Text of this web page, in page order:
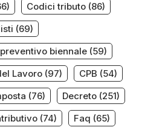
Codici tributo(86)
(69)
biennale(59)
Lavoro(97) CPB (54)
(76) Decreto(251)
(74) Faq (65)